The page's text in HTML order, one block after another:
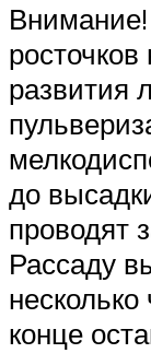
развития
до
проводят
Рассаду
конце